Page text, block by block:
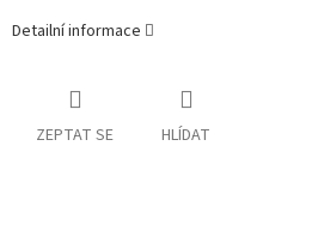
Detailní informace
ZEPTAT SE HLÍDAT